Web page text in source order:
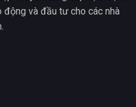
động và đầu tư cho các nhà